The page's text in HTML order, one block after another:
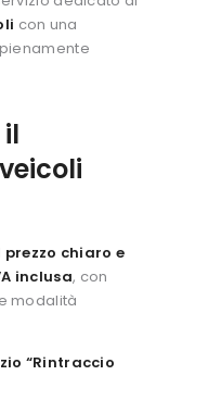
con una
prezzo chiaro e
inclusa, con
modalità
“Rintraccio